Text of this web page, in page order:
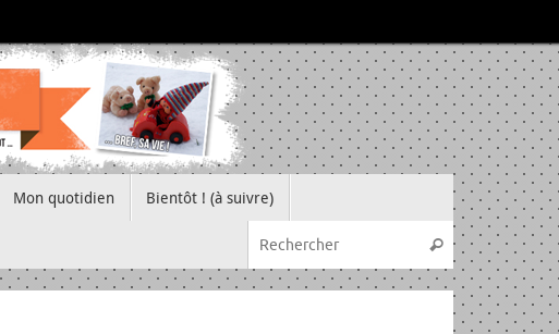
Mon quotidien Bientôt ! (à suivre)
Recherche
Rechercher